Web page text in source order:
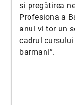
si pregătirea
Profesionala
anul viitor un
cadrul cursului
barmani”.